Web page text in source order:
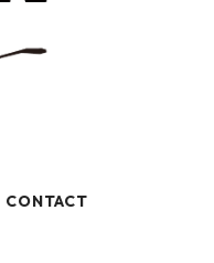
CONTACT